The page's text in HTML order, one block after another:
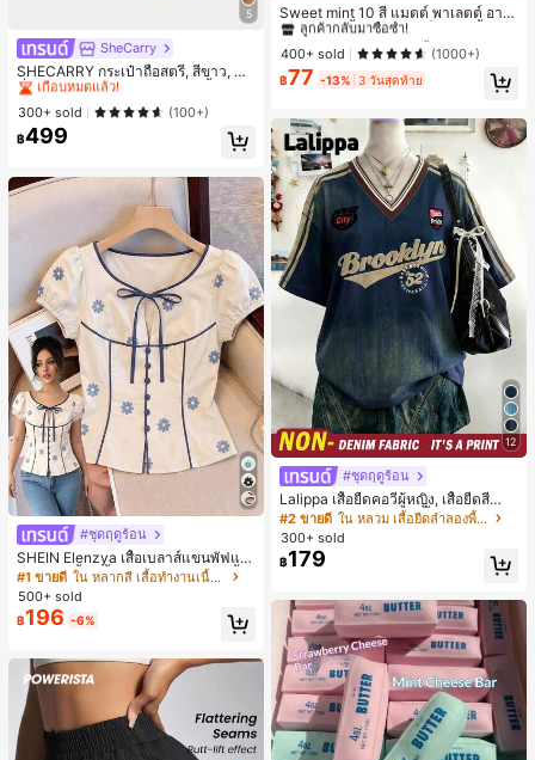
5
SheCarry
SHECARRY กระเป๋าถือสตรี, สีขาว, แฟ
ชั่น, สง่างาม, วันหยุด, งานปาร์ตี้
#1 ขายดี
เกือบหมดแล้ว!
#1 ขายดี
เกือบหมดแล้ว!
#1 ขายดี
เกือบหมดแล้ว!
#1 ขายดี
ใน บรรยากาศฤดูร้อน กระเป๋าหูหิ้วด้านบนผู้หญิง
300+ sold (100+)
฿499
#ชุดฤดูร้อน
SHEIN Elenzya เสื้อเบลาส์แขนพัฟแต่
งระบายสีพื้นสีน้ำเงินสำหรับผู้หญิง, เสื้อ
ครอปเข้ารูปผูกโบว์คอวีตัดกันสำหรับฤ
ดูร้อน
#1 ขายดี
ใน หลากสี เสื้อทำงานเนื้อผ้านุ่ม
500+ sold
฿196 -6%
Sweet mint 10 สี แมตต์ พาเลตต์ อาย
แชโดว์ , 1 ชิ้น อย่างสูง เม็ดสี กันน้ำ ทน
ทาน อายแชโดว์ ถาด อายแชโดว์
ลูกค้ากลับมาซื้อซ้ำ!
#1 ขายดี
ลูกค้ากลับมาซื้อซ้ำ!
#1 ขายดี
ลูกค้ากลับมาซื้อซ้ำ!
#1 ขายดี
ใน ป้องกันรอยเปื้อน พาเลตต์อายแชโดว์
400+ sold (1000+)
฿77 -13% 3 วันสุดท้าย
12
#ชุดฤดูร้อน
Lalippa เสื้อยืดคอวีผู้หญิง, เสื้อยืดสีน้ำเ
งินสไตล์มินิมอลเรโทร, เสื้อยืดผู้หญิงทร
งหลวมสบาย, พิมพ์ตัวอักษรและตัวเลข
ภาษาอังกฤษ, เสื้อสำหรับออกไปเที่ยวฤ
ดูร้อน, ลวดลายดีไซน์, ความรู้สึกพรีเมีย
น, กลางแจ้ง, ช้อปปิ้ง, การเดินทาง, เสื้อ
ผ้ากลางแจ้ง
#2 ขายดี
ใน หลวม เสื้อยืดลำลองพื้นฐาน
300+ sold
฿179